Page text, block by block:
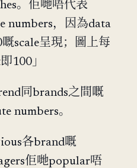
。佢哋唔代表
numbers，因為data
scale呈現；圖上每
100」
同brands之間嘅
numbers。
各brand嘅
佢哋popular唔